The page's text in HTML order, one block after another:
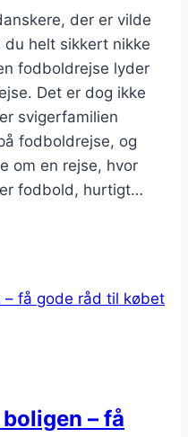
der er vilde
helt sikkert nikke
fodboldrejse lyder
Det er dog ikke
svigerfamilien
fodboldrejse, og
om en rejse, hvor
fodbold, hurtigt…
– få